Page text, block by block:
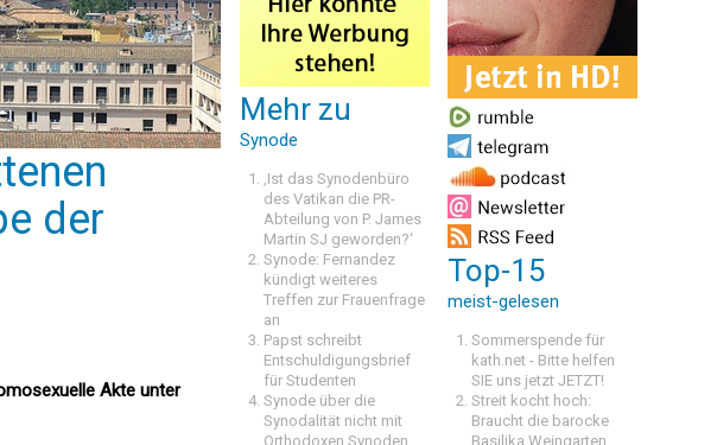
der
Akte unter
Mehr zu
Synode
‚Ist das Synodenbüro
des Vatikan die PR-
Abteilung von P. James
Martin SJ geworden?‘
Synode: Fernandez
kündigt weiteres
Treffen zur Frauenfrage
an
Papst schreibt
Entschuldigungsbrief
für Studenten
Synode über die
Synodalität nicht mit
Orthodoxen Synoden
Top-15
meist-gelesen
Sommerspende für
kath.net - Bitte helfen
SIE uns jetzt JETZT!
Streit kocht hoch:
Braucht die barocke
Basilika Weingarten